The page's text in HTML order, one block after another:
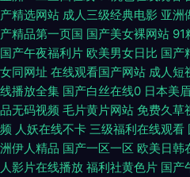
产精选网站 成人三级经典电影 亚洲
产精品第一页国 国产美女裸网站 91
国产午夜福利片 欧美男女日比 国产
女同网址 在线观看国产网站 成人短
线播放全集 国产白丝在线0 日本美
品无码视频 毛片黄片网站 免费久草
频 人妖在线不卡 三级福利在线观看
洲伊人精品 国产一区一区 欧美日韩
人影片在线播放 福利社黄色片 国产